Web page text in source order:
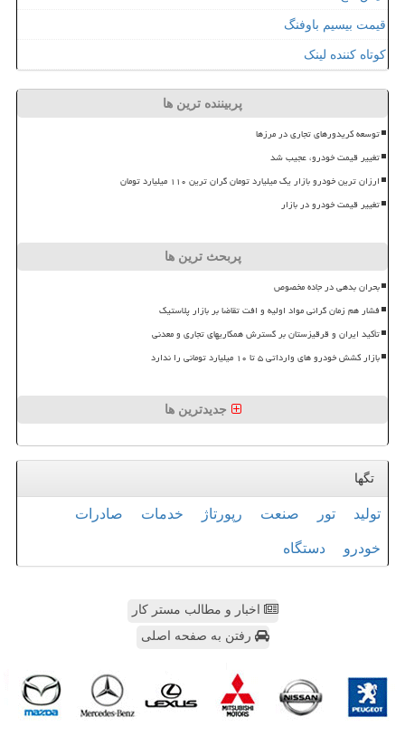
قیمت بیسیم باوفنگ
کوتاه کننده لینک
پربیننده ترین ها
توسعه کریدورهای تجاری در مرزها
تغییر قیمت خودرو، عجیب شد
ارزان ترین خودرو بازار یک میلیارد تومان گران ترین ۱۱۰ میلیارد تومان
تغییر قیمت خودرو در بازار
پربحث ترین ها
بحران بدهی در جاده مخصوص
فشار هم زمان گرانی مواد اولیه و افت تقاضا بر بازار پلاستیک
تأکید ایران و قرقیزستان بر گسترش همکاریهای تجاری و معدنی
بازار کشش خودرو های وارداتی ۵ تا ۱۰ میلیارد تومانی را ندارد
جدیدترین ها
تگها
تولید تور صنعت رپورتاژ خدمات صادرات
خودرو دستگاه
اخبار و مطالب مستر کار
رفتن به صفحه اصلی